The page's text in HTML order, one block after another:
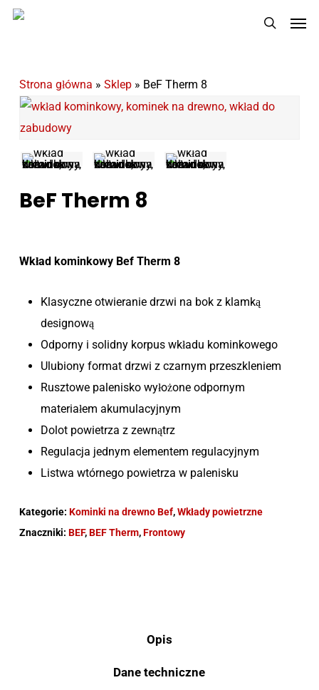
Skip
search
Strona główna » Sklep» BeF Therm 8
BeF Therm 8
Wkład kominkowy Bef Therm 8
Klasyczne otwieranie drzwi na bok z klamką
designową
Odporny i solidny korpus wkładu kominkowego
Ulubiony format drzwi z czarnym przeszkleniem
Rusztowe palenisko wyłożone odpornym
materiałem akumulacyjnym
Dolot powietrza z zewnątrz
Regulacja jednym elementem regulacyjnym
Listwa wtórnego powietrza w palenisku
Kategorie: Kominki na drewno Bef,Wkłady powietrzne
Znaczniki: BEF,BEF Therm,Frontowy
Opis
Dane techniczne